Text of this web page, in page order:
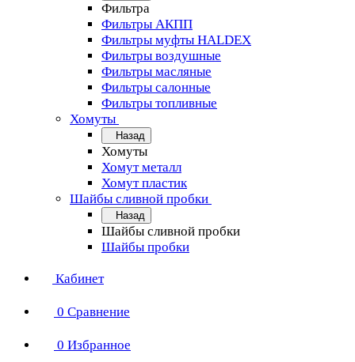
Фильтра
Фильтры АКПП
Фильтры муфты HALDEX
Фильтры воздушные
Фильтры масляные
Фильтры салонные
Фильтры топливные
Хомуты
Назад
Хомуты
Хомут металл
Хомут пластик
Шайбы сливной пробки
Назад
Шайбы сливной пробки
Шайбы пробки
Кабинет
0 Сравнение
0 Избранное